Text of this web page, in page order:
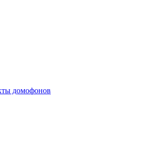
домофонов